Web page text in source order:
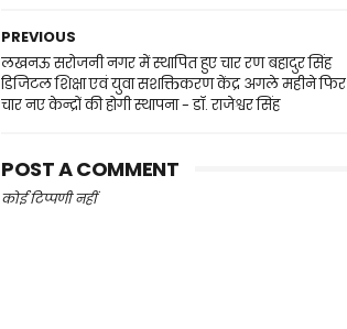
PREVIOUS
लखनऊ सरोजनी नगर में स्थापित हुए चार रण बहादुर सिंह
डिजिटल शिक्षा एवं युवा सशक्तिकरण केंद्र अगले महीने फिर
चार नए केन्द्रों की होगी स्थापना - डॉ. राजेश्वर सिंह
POST A COMMENT
कोई टिप्पणी नहीं